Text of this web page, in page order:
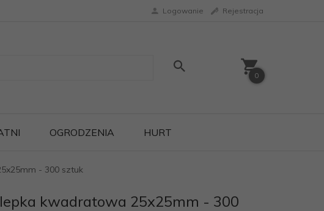
Logowanie Rejestracja
0
OGRODZENIA HURT
- 300 sztuk
kwadratowa 25x25mm - 300